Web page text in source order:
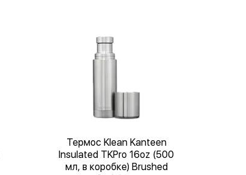
Термос Klean Kanteen
Insulated TKPro 16oz (500
мл, в коробке) Brushed